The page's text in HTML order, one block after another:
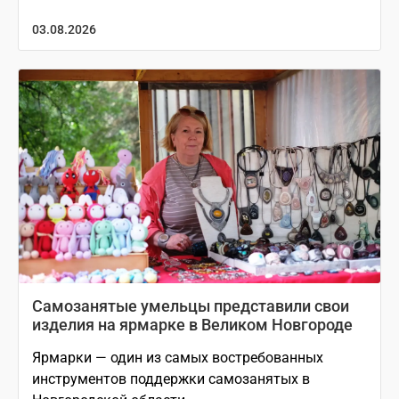
03.08.2026
Самозанятые умельцы представили свои
изделия на ярмарке в Великом Новгороде
Ярмарки — один из самых востребованных
инструментов поддержки самозанятых в